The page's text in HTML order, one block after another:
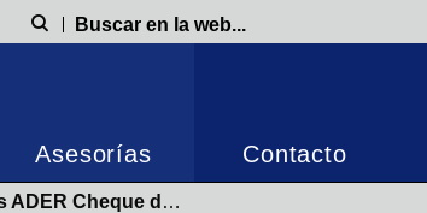
Búsqueda
Asesorías Contacto
de Digitalización (CHD)